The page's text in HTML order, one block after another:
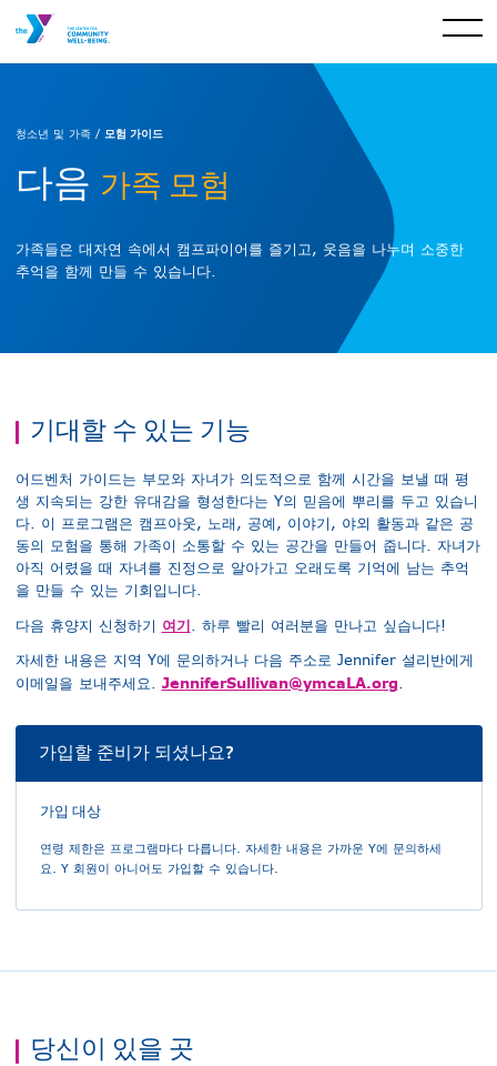
청소년 및 가족 / 모험 가이드
다음 가족 모험
가족들은 대자연 속에서 캠프파이어를 즐기고, 웃음을 나누며 소중한
추억을 함께 만들 수 있습니다.
기대할 수 있는 기능
어드벤처 가이드는 부모와 자녀가 의도적으로 함께 시간을 보낼 때 평
생 지속되는 강한 유대감을 형성한다는 Y의 믿음에 뿌리를 두고 있습니
다. 이 프로그램은 캠프아웃, 노래, 공예, 이야기, 야외 활동과 같은 공
동의 모험을 통해 가족이 소통할 수 있는 공간을 만들어 줍니다. 자녀가
아직 어렸을 때 자녀를 진정으로 알아가고 오래도록 기억에 남는 추억
을 만들 수 있는 기회입니다.
다음 휴양지 신청하기 여기. 하루 빨리 여러분을 만나고 싶습니다!
자세한 내용은 지역 Y에 문의하거나 다음 주소로 Jennifer 설리반에게
이메일을 보내주세요. JenniferSullivan@ymcaLA.org.
가입할 준비가 되셨나요?
가입 대상
연령 제한은 프로그램마다 다릅니다. 자세한 내용은 가까운 Y에 문의하세
요. Y 회원이 아니어도 가입할 수 있습니다.
당신이 있을 곳